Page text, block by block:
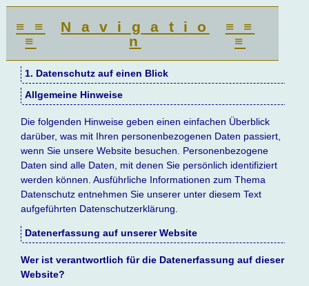
≡ ≡
≡
N a v i g a t i o
n
≡ ≡
≡
1. Datenschutz auf einen Blick
Allgemeine Hinweise
Die folgenden Hinweise geben einen einfachen Überblick
darüber, was mit Ihren personenbezogenen Daten passiert,
wenn Sie unsere Website besuchen. Personenbezogene
Daten sind alle Daten, mit denen Sie persönlich identifiziert
werden können. Ausführliche Informationen zum Thema
Datenschutz entnehmen Sie unserer unter diesem Text
aufgeführten Datenschutzerklärung.
Datenerfassung auf unserer Website
Wer ist verantwortlich für die Datenerfassung auf dieser
Website?